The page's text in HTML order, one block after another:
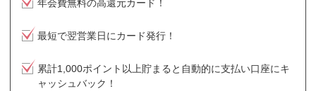
年会費無料の高還元カード！
最短で翌営業日にカード発行！
累計1,000ポイント以上貯まると自動的に支払い口座にキ
ャッシュバック！